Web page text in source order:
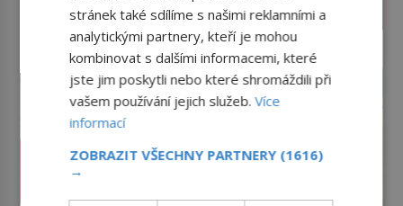
PROLISTOVAT ČASOPIS
reklama
stránek také sdílíme s našimi reklamními a
analytickými partnery, kteří je mohou
kombinovat s dalšími informacemi, které
jste jim poskytli nebo které shromáždili při
vašem používání jejich služeb.Více
informací
ZOBRAZIT VŠECHNY PARTNERY (1616)
→